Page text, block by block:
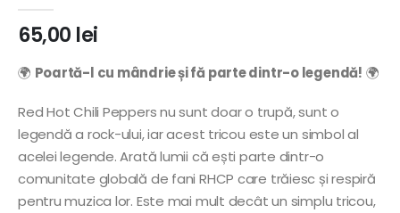
65,00 lei
🌍 Poartă-l cu mândrie și fă parte dintr-o legendă! 🌍
Red Hot Chili Peppers nu sunt doar o trupă, sunt o
legendă a rock-ului, iar acest tricou este un simbol al
acelei legende. Arată lumii că ești parte dintr-o
comunitate globală de fani RHCP care trăiesc și respiră
pentru muzica lor. Este mai mult decât un simplu tricou,